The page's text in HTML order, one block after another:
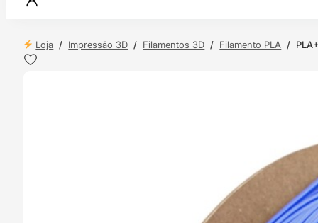
Loja / Impressão 3D / Filamentos 3D / Filamento PLA /